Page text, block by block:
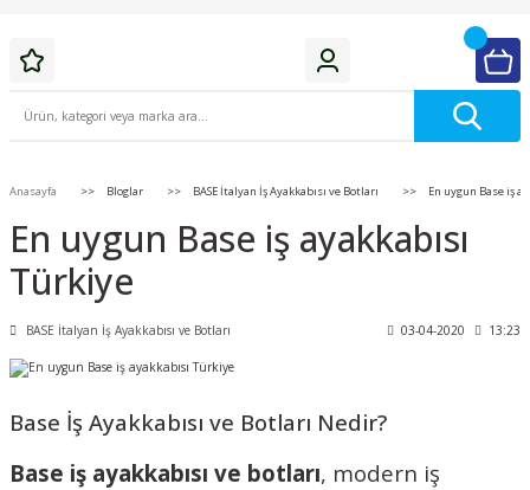
Anasayfa Bloglar BASE İtalyan İş Ayakkabısı ve Botları En uygun Base iş
En uygun Base iş ayakkabısı
Türkiye
BASE İtalyan İş Ayakkabısı ve Botları 03-04-2020 13:23
Base İş Ayakkabısı ve Botları Nedir?
Base iş ayakkabısı ve botları, modern iş